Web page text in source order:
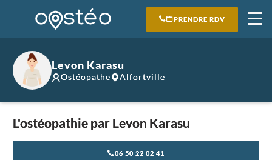
PRENDRE RDV
Levon Karasu
Ostéopathe Alfortville
L'ostéopathie par Levon Karasu
06 50 22 02 41